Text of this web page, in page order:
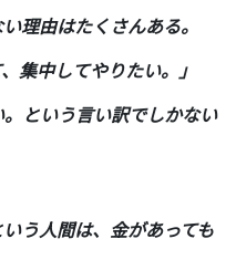
理由はたくさんある。
集中してやりたい。」
という言い訳でしかない
う人間は、金があっても